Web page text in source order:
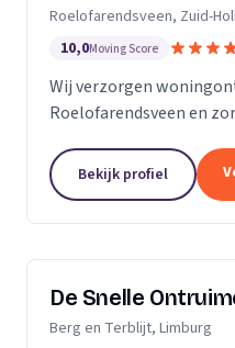
Roelofarendsveen, Zuid-
10,0Moving Score
Wij verzorgen
Roelofarendsveen en
Bekijk profiel
De Snelle
Berg en Terblijt, Limburg